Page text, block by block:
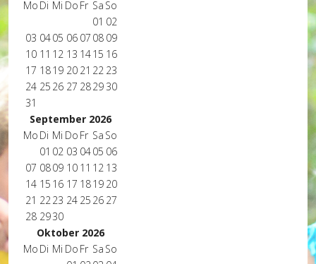
Mo Di Mi Do Fr Sa So
01 02
03 0405 06 07 08 09
10 11 12 13 1415 16
17 1819 20 21 22 23
24 25 26 27 2829 30
31
September 2026
Mo Di Mi Do Fr Sa So
01 02 03 0405 06
07 0809 10 11 12 13
14 15 16 17 1819 20
21 22 23 24 25 26 27
28 2930
Oktober 2026
Mo Di Mi Do Fr Sa So